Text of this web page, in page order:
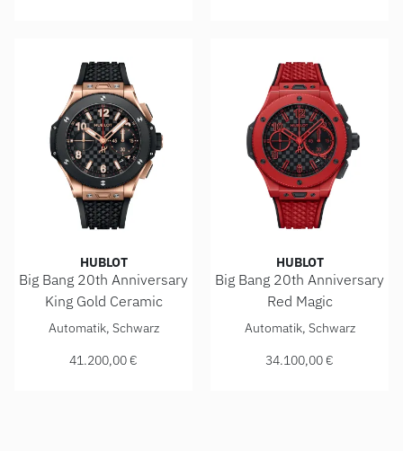
HUBLOT
Big Bang 20th Anniversary
King Gold Ceramic
Hublot Big Bang 20th Anniversary King Gold Ceramic ,
Automatik, Schwarz
41.200,00 €
HUBLOT
Big Bang 20th Anniversary
Red Magic
Hublot Big Bang 20th
Automatik, Schwarz
34.100,00 €